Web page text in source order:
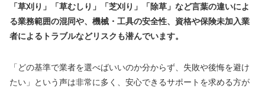
「草刈り」「草むしり」「芝刈り」「除草」など言葉の違いによ
る業務範囲の混同や、機械・工具の安全性、資格や保険未加入業
者によるトラブルなどリスクも潜んでいます。
「どの基準で業者を選べばいいのか分からず、失敗や後悔を避け
たい」という声は非常に多く、安心できるサポートを求める方が